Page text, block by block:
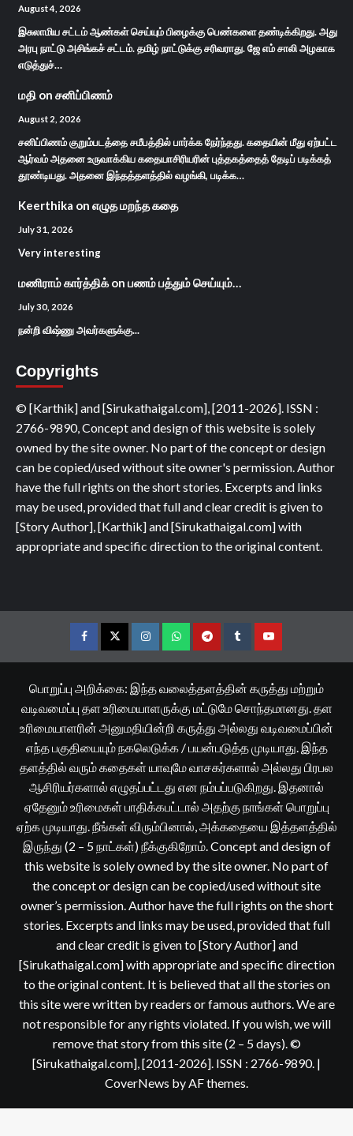
August 4, 2026
இசுலாமிய சட்டம் ஆண்கள் செய்யும் பிழைக்கு பெண்களை தண்டிக்கிறது. அது
அரபு நாட்டு அசிங்கச் சட்டம். தமிழ் நாட்டுக்கு சரிவராது. ஜே எம் சாலி அழகாக
எடுத்துச்…
மதி on சனிப்பிணம்
August 2, 2026
சனிப்பிணம் குறும்படத்தை சமீபத்தில் பார்க்க நேர்ந்தது. கதையின் மீது ஏற்பட்ட
ஆர்வம் அதனை உருவாக்கிய கதையாசிரியரின் புத்தகத்தைத் தேடிப் படிக்கத்
தூண்டியது. அதனை இந்தத்தளத்தில் வழங்கி, படிக்க…
Keerthika on எழுத மறந்த கதை
July 31, 2026
Very interesting
மணிராம் கார்த்திக்on பணம் பத்தும் செய்யும்…
July 30, 2026
நன்றி விஷ்ணு அவர்களுக்கு...
Copyrights
© [Karthik] and [Sirukathaigal.com], [2011-2026]. ISSN :
2766-9890, Concept and design of this website is solely
owned by the site owner. No part of the concept or design
can be copied/used without site owner's permission. Author
have the full rights on the short stories. Excerpts and links
may be used, provided that full and clear credit is given to
[Story Author], [Karthik] and [Sirukathaigal.com] with
appropriate and specific direction to the original content.
FacebookTwitterInstagramWhatsappTelegramTumblrYouTube
பொறுப்பு அறிக்கை: இந்த வலைத்தளத்தின் கருத்து மற்றும்
வடிவமைப்பு தள உரிமையாளருக்கு மட்டுமே சொந்தமானது. தள
உரிமையாளரின் அனுமதியின்றி கருத்து அல்லது வடிவமைப்பின்
எந்த பகுதியையும் நகலெடுக்க / பயன்படுத்த முடியாது. இந்த
தளத்தில் வரும் கதைகள் யாவுமே வாசகர்களால் அல்லது பிரபல
ஆசிரியர்களால் எழுதப்பட்டது என நம்பப்படுகிறது. இதனால்
ஏதேனும் உரிமைகள் பாதிக்கபட்டால் அதற்கு நாங்கள் பொறுப்பு
ஏற்க முடியாது. நீங்கள் விரும்பினால், அக்கதையை இத்தளத்தில்
இருந்து (2 – 5 நாட்கள்) நீக்குகிறோம். Concept and design of
this website is solely owned by the site owner. No part of
the concept or design can be copied/used without site
owner’s permission. Author have the full rights on the short
stories. Excerpts and links may be used, provided that full
and clear credit is given to [Story Author] and
[Sirukathaigal.com] with appropriate and specific direction
to the original content. It is believed that all the stories on
this site were written by readers or famous authors. We are
not responsible for any rights violated. If you wish, we will
remove that story from this site (2 – 5 days). ©
[Sirukathaigal.com], [2011-2026]. ISSN : 2766-9890. |
CoverNews by AF themes.